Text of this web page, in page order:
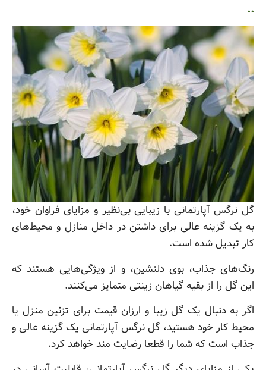
..
گل نرگس آپارتمانی با زیبایی بی‌نظیر و مزایای فراوان خود،
به یک گزینه عالی برای داشتن در داخل منازل و محیط‌های
کار تبدیل شده است.
رنگ‌های جذاب، بوی دلنشین، و از ویژگی‌هایی هستند که
این گل را از بقیه گیاهان زینتی متمایز می‌کنند.
اگر به دنبال یک گل زیبا و ارزان‌ قیمت برای تزئین منزل یا
محیط کار خود هستید، گل نرگس آپارتمانی یک گزینه عالی و
جذاب است که شما را قطعا رضایت مند خواهد کرد.